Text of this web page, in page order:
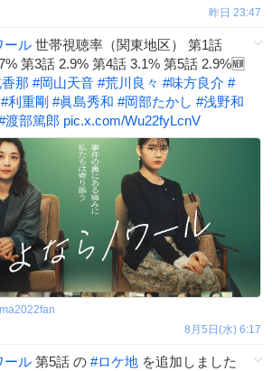
昨日 23:47
ール 世帯視聴率（関東地区） 第1話
第3話 2.9% 第4話 3.1% 第5話 2.9%🆕
那 #岡山天音 #荒川良々 #味方良介 #
#利重剛 #眞島秀和 #岡部たかし #浅野和
渡部篤郎 pic.x.com/Wu22fyLcnV
8月5日(水) 6:17
ール 第5話 の #ロケ地 を追加しました